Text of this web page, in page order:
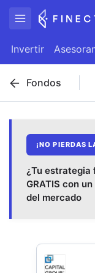
Invertir
Fondos
¡NO PIERDAS
¿Tu estrategia
GRATIS con
del mercado